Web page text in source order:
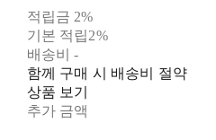
적립금 2%
기본 적립2%
배송비-
함께 구매 시 배송비 절약
상품 보기
추가 금액